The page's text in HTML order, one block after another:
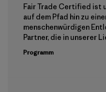
Fair Trade Certified ist
auf dem Pfad hin zu
menschenwürdigen
Partner, die in unserer
Programm